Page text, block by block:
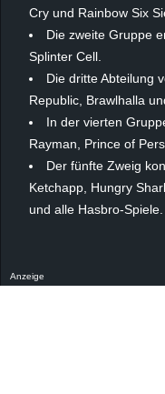
Cry und Rainbow Six
Die zweite Gruppe
Splinter Cell.
Die dritte Abteilung
Republic, Brawlhalla
In der vierten
Rayman, Prince of
Der fünfte Zweig
Ketchapp, Hungry
und alle Hasbro-Spiele.
Anzeige